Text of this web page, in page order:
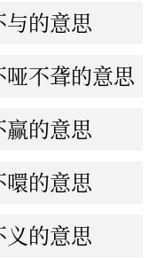
与的意思
不聋的意思
赢的意思
噮的意思
义的意思